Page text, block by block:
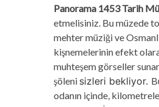
Panorama 1453 Tarih
etmelisiniz. Bu müzede
mehter müziği ve
kişnemelerinin efekt
muhteşem görseller
şöleni sizleri bekliyor.
odanın içinde,